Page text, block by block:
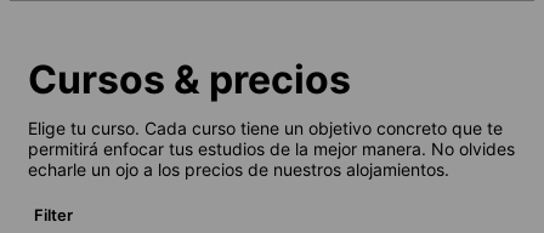
Cursos & precios
Elige tu curso. Cada curso tiene un objetivo concreto que te
permitirá enfocar tus estudios de la mejor manera. No olvides
echarle un ojo a los precios de nuestros alojamientos.
Filter